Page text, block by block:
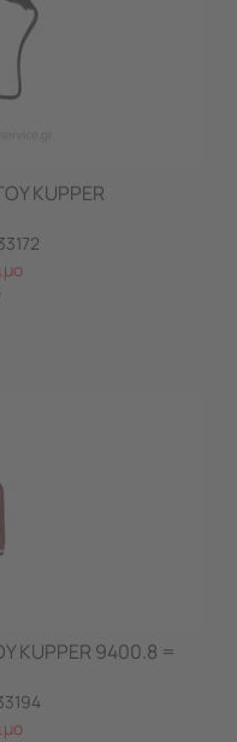
KUPPER
9400.8 =